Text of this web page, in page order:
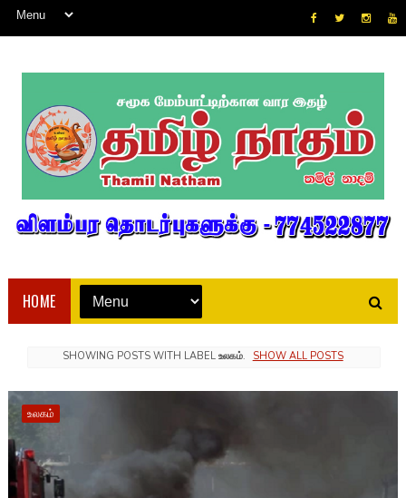
HOME
SHOWING POSTS WITH LABELஉலகம். SHOW ALL POSTS
உலகம்